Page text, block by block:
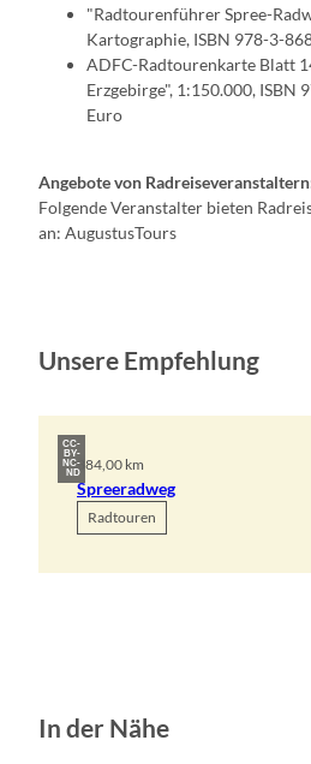
"Radtourenführer Spree-
Kartographie, ISBN 978-3-
ADFC-Radtourenkarte Blatt
Erzgebirge", 1:150.000, ISBN
Euro
Angebote von
Folgende Veranstalter bieten
an: AugustusTours
Unsere Empfehlung
CC-
BY-
NC-
ND384,00 km
Spreeradweg
Radtouren
In der Nähe